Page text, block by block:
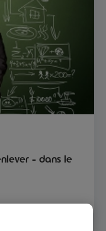
- dans le